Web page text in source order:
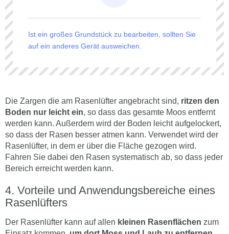
Ist ein großes Grundstück zu bearbeiten, sollten Sie
auf ein anderes Gerät ausweichen.
Die Zargen die am Rasenlüfter angebracht sind, ritzen den
Boden nur leicht ein, so dass das gesamte Moos entfernt
werden kann. Außerdem wird der Boden leicht aufgelockert,
so dass der Rasen besser atmen kann. Verwendet wird der
Rasenlüfter, in dem er über die Fläche gezogen wird.
Fahren Sie dabei den Rasen systematisch ab, so dass jeder
Bereich erreicht werden kann.
Vorteile und Anwendungsbereiche eines
Rasenlüfters
Der Rasenlüfter kann auf allen kleinen Rasenflächen zum